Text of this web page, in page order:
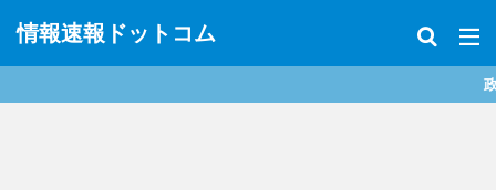
情報速報ドットコム
政治、経済、地震、